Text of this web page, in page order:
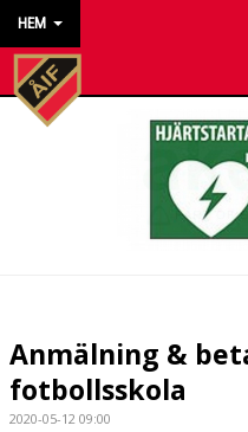
HEM
HEM
KONTAKT ÅKARP IF
OM FÖRENINGEN
Anmälning &
fotbollsskola
2020-05-12 09:00